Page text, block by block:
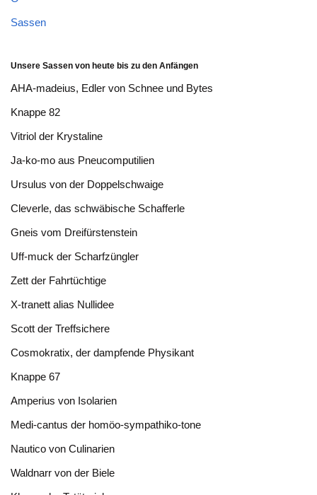
Sassen
Unsere Sassen von heute bis zu den Anfängen
AHA-madeius, Edler von Schnee und Bytes
Knappe 82
Vitriol der Krystaline
Ja-ko-mo aus Pneucomputilien
Ursulus von der Doppelschwaige
Cleverle, das schwäbische Schafferle
Gneis vom Dreifürstenstein
Uff-muck der Scharfzüngler
Zett der Fahrtüchtige
X-tranett alias Nullidee
Scott der Treffsichere
Cosmokratix, der dampfende Physikant
Knappe 67
Amperius von Isolarien
Medi-cantus der homöo-sympathiko-tone
Nautico von Culinarien
Waldnarr von der Biele